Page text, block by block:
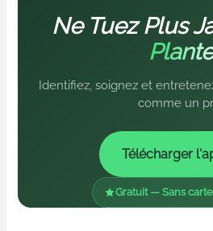
Ne Tuez Plus
Plante
Identifiez, soignez et
comme un
Télécharger
Gratuit — Sans